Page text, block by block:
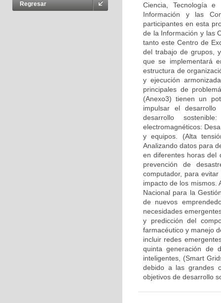
Regresar
Ciencia, Tecnología
Información y las
participantes en esta
de la Información y las
tanto este Centro de
del trabajo de grupos,
que se implementará
estructura de
y ejecución
principales de
(Anexo3) tienen un
impulsar el desarrollo
desarrollo
electromagnéticos:
y equipos. (Alta
Analizando datos para
en diferentes horas del
prevención de
computador, para
impacto de los mismos.
Nacional para la
de nuevos
necesidades
y predicción del
farmacéutico y manejo
incluir redes
quinta generación de
inteligentes, (Smart
debido a las grandes
objetivos de desarrollo